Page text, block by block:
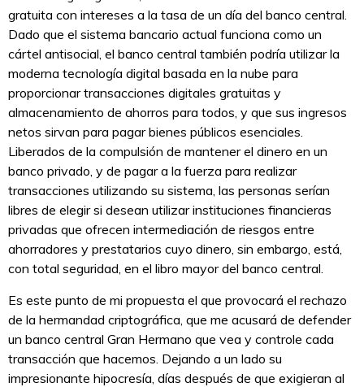
gratuita con intereses a la tasa de un día del banco central.
Dado que el sistema bancario actual funciona como un
cártel antisocial, el banco central también podría utilizar la
moderna tecnología digital basada en la nube para
proporcionar transacciones digitales gratuitas y
almacenamiento de ahorros para todos, y que sus ingresos
netos sirvan para pagar bienes públicos esenciales.
Liberados de la compulsión de mantener el dinero en un
banco privado, y de pagar a la fuerza para realizar
transacciones utilizando su sistema, las personas serían
libres de elegir si desean utilizar instituciones financieras
privadas que ofrecen intermediación de riesgos entre
ahorradores y prestatarios cuyo dinero, sin embargo, está,
con total seguridad, en el libro mayor del banco central.
Es este punto de mi propuesta el que provocará el rechazo
de la hermandad criptográfica, que me acusará de defender
un banco central Gran Hermano que vea y controle cada
transacción que hacemos. Dejando a un lado su
impresionante hipocresía, días después de que exigieran al